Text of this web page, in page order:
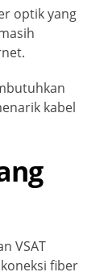
optik yang
kabel
VSAT
fiber